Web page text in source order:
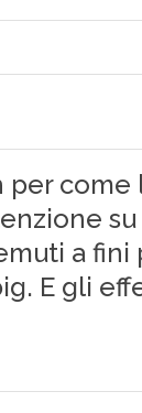
come
a fini
E gli